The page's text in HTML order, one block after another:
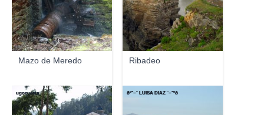
Mazo de Meredo Ribadeo
ugocuesta ðº°~¨ LUISA DIAZ ¨~°ºð